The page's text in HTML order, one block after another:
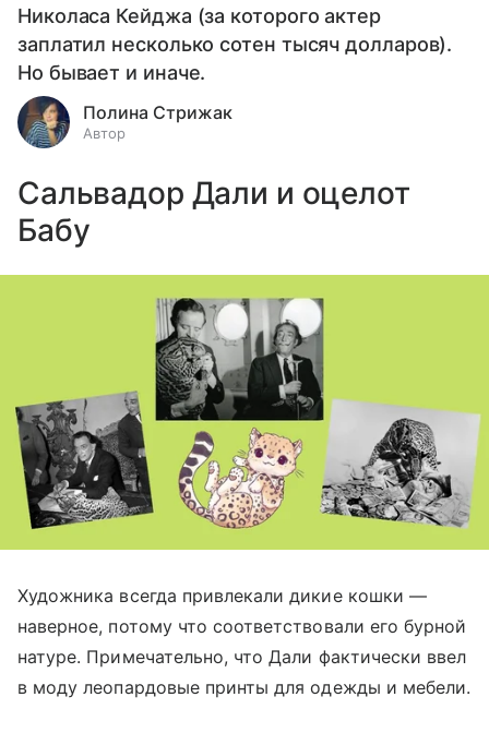
Николаса Кейджа (за которого актер
заплатил несколько сотен тысяч долларов).
Но бывает и иначе.
Полина Стрижак
Автор
Сальвадор Дали и оцелот
Бабу
Художника всегда привлекали дикие кошки —
наверное, потому что соответствовали его бурной
натуре. Примечательно, что Дали фактически ввел
в моду леопардовые принты для одежды и мебели.